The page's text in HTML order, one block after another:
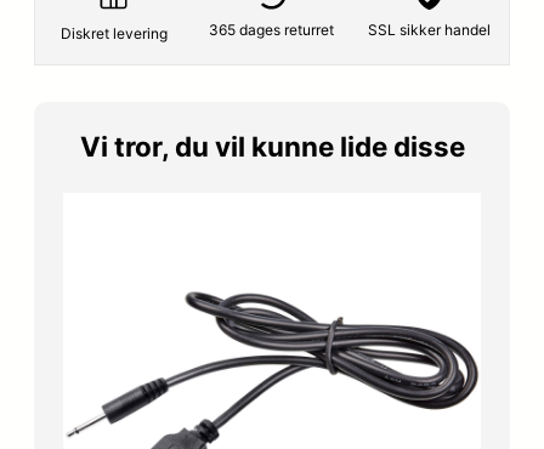
Diskret levering 365 dages returret SSL sikker handel
Vi tror, du vil kunne lide disse